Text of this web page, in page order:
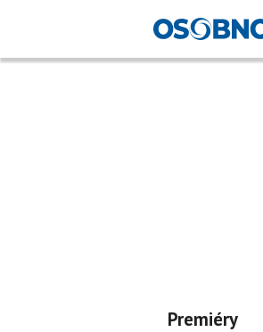
Premiéry